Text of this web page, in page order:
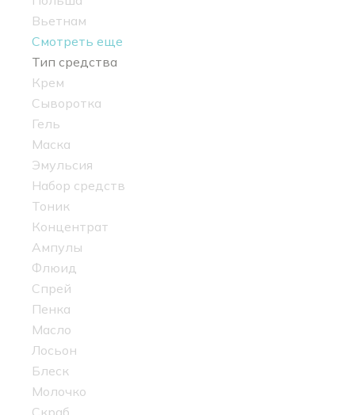
Вьетнам
Смотреть еще
Тип средства
Крем
Сыворотка
Гель
Маска
Эмульсия
Набор средств
Тоник
Концентрат
Ампулы
Флюид
Спрей
Пенка
Масло
Лосьон
Блеск
Молочко